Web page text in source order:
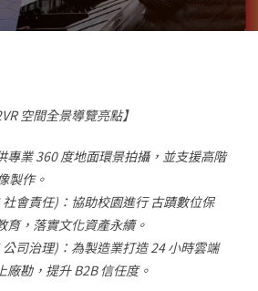
空間全景導覽亮點】
專業 360 度地面環景拍攝，並支援高階
製作。
社會責任)：協助校園進行 古蹟數位保
育，落實文化資產永續。
公司治理)：為製造業打造 24 小時雲端
廠勘，提升 B2B 信任度。